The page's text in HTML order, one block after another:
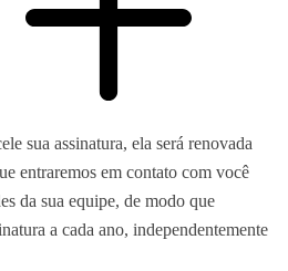
sua assinatura, ela será renovada
entraremos em contato com você
da sua equipe, de modo que
a cada ano, independentemente